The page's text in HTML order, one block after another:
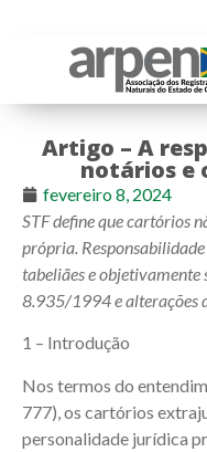
Artigo – A
notários e
fevereiro 8, 2024
STF define que cartórios
própria.
tabeliães e objetivamente
8.935/1994 e alterações
1 – Introdução
Nos termos do
777), os cartórios
personalidade jurídica